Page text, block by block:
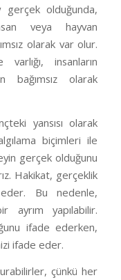
gerçek olduğunda,
veya hayvan
olarak var olur.
insanların
bağımsız olarak
yansısı olarak
biçimleri ile
gerçek olduğunu
Hakikat, gerçeklik
eder. Bu nedenle,
ayrım yapılabilir.
ifade ederken,
ifade eder.
çünkü her